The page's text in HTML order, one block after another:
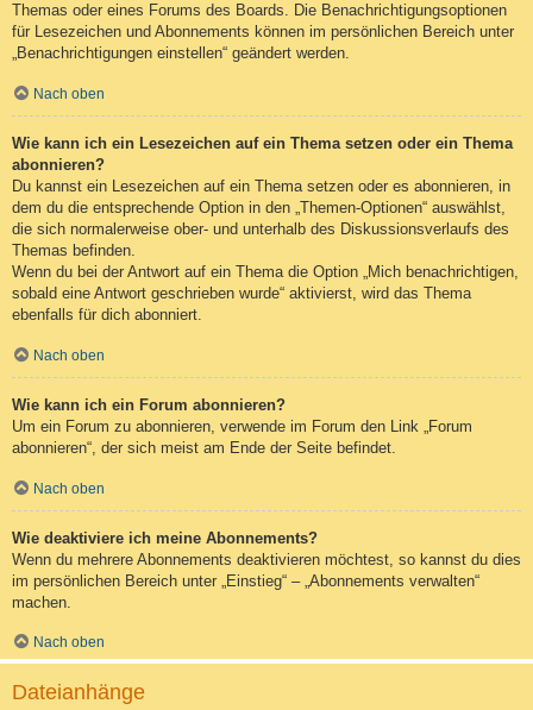
Themas oder eines Forums des Boards. Die Benachrichtigungsoptionen
für Lesezeichen und Abonnements können im persönlichen Bereich unter
„Benachrichtigungen einstellen“ geändert werden.
Nach oben
Wie kann ich ein Lesezeichen auf ein Thema setzen oder ein Thema
abonnieren?
Du kannst ein Lesezeichen auf ein Thema setzen oder es abonnieren, in
dem du die entsprechende Option in den „Themen-Optionen“ auswählst,
die sich normalerweise ober- und unterhalb des Diskussionsverlaufs des
Themas befinden.
Wenn du bei der Antwort auf ein Thema die Option „Mich benachrichtigen,
sobald eine Antwort geschrieben wurde“ aktivierst, wird das Thema
ebenfalls für dich abonniert.
Nach oben
Wie kann ich ein Forum abonnieren?
Um ein Forum zu abonnieren, verwende im Forum den Link „Forum
abonnieren“, der sich meist am Ende der Seite befindet.
Nach oben
Wie deaktiviere ich meine Abonnements?
Wenn du mehrere Abonnements deaktivieren möchtest, so kannst du dies
im persönlichen Bereich unter „Einstieg“ – „Abonnements verwalten“
machen.
Nach oben
Dateianhänge